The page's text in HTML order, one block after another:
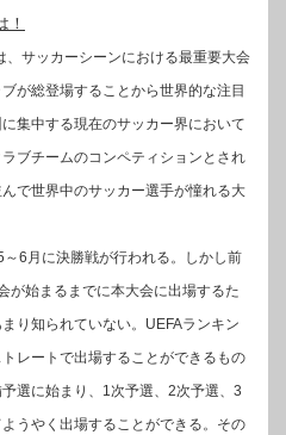
！
サッカーシーンにおける最重要大会
が総登場することから世界的な注目
集中する現在のサッカー界において
ブチームのコンペティションとされ
で世界中のサッカー選手が憧れる大
6月に決勝戦が行われる。しかし前
が始まるまでに本大会に出場するた
り知られていない。UEFAランキン
レートで出場することができるもの
選に始まり、1次予選、2次予選、3
うやく出場することができる。その